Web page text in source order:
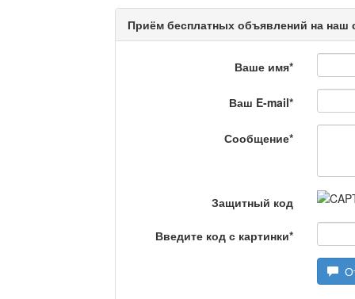
Кәусар
На полицейской
Еженедельный обзор
Люди в кадре
Актуальный вопрос /
Приём бесплатных объявлений на наш
Ваше имя*
Ваш E-mail*
Сообщение*
Защитный код
Введите код с картинки*